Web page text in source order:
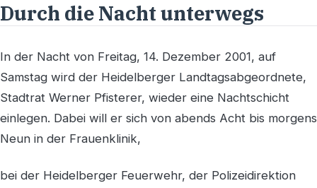
Durch die Nacht unterwegs
In der Nacht von Freitag, 14. Dezember 2001, auf
Samstag wird der Heidelberger Landtagsabgeordnete,
Stadtrat Werner Pfisterer, wieder eine Nachtschicht
einlegen. Dabei will er sich von abends Acht bis morgens
Neun in der Frauenklinik,
bei der Heidelberger Feuerwehr, der Polizeidirektion